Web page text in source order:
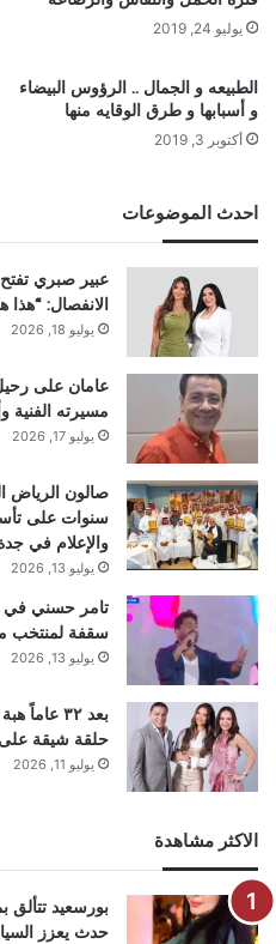
يوليو 24, 2019
الطبيعه و الجمال .. الرؤوس البيضاء
و أسبابها و طرق الوقايه منها
أكتوبر 3, 2019
احدث الموضوعات
عبير صبري
الانفصال:
يوليو 18, 2026
عامان على
مسيرته
يوليو 17, 2026
سنوات على
والإعلام في
يوليو 13, 2026
سقفة لمنتخب
يوليو 13, 2026
بعد ٣٢
حلقة شيقة
يوليو 11, 2026
الاكثر مشاهدة
بورسعيد تتألق
حدث يعزز